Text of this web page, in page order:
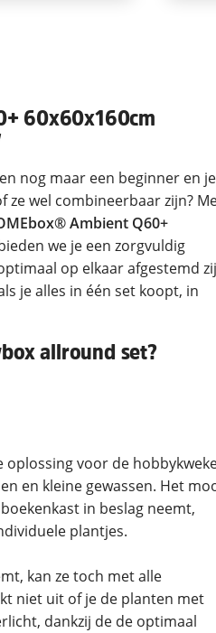
60x60x160cm
nog maar een beginner en je
ze wel combineerbaar zijn?
Ambient Q60+
we je een zorgvuldig
op elkaar afgestemd
je alles in één set koopt, in
allround set?
oplossing voor de
en kleine gewassen. Het
in beslag neemt,
plantjes.
kan ze toch met alle
niet uit of je de planten met
dankzij de de optimaal